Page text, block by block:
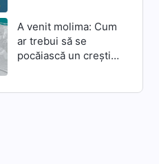
pe urmă când au
venit zilele lui Noe
A venit molima: Cum
ar trebui să se
pocăiască un creștin